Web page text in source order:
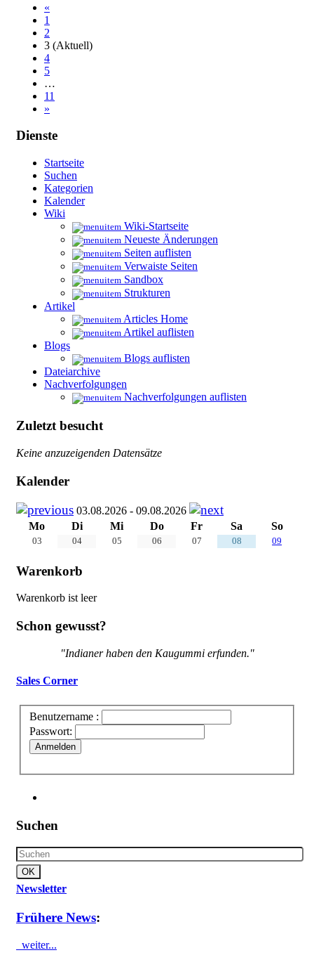
«
1
2
3 (Aktuell)
4
5
…
11
»
Dienste
Startseite
Suchen
Kategorien
Kalender
Wiki
Wiki-Startseite
Neueste Änderungen
Seiten auflisten
Verwaiste Seiten
Sandbox
Strukturen
Artikel
Articles Home
Artikel auflisten
Blogs
Blogs auflisten
Dateiarchive
Nachverfolgungen
Nachverfolgungen auflisten
Zuletzt besucht
Keine anzuzeigenden Datensätze
Kalender
03.08.2026 - 09.08.2026
Mo
Di Mi Do Fr Sa So
03 04 05 06 07 08 09
Warenkorb
Warenkorb ist leer
Schon gewusst?
"Indianer haben den Kaugummi erfunden."
Sales Corner
Benutzername :
Passwort:
Anmelden
Suchen
Newsletter
Frühere News:
weiter...